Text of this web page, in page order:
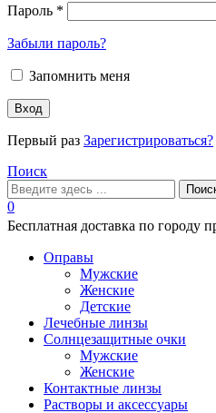
Пароль *
Забыли пароль?
Запомнить меня
Вход
Первый раз Зарегистрироваться?
Поиск
0
Бесплатная доставка по городу
Оправы
Мужские
Женские
Детские
Лечебные линзы
Солнцезащитные очки
Мужские
Женские
Контактные линзы
Растворы и аксессуары